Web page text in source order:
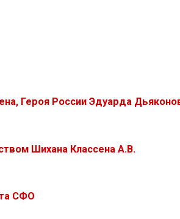
Героя России Эдуарда
Шихана Классена А.В.
СФО